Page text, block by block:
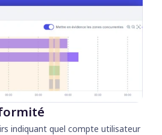
indiquant quel compte utilisateur